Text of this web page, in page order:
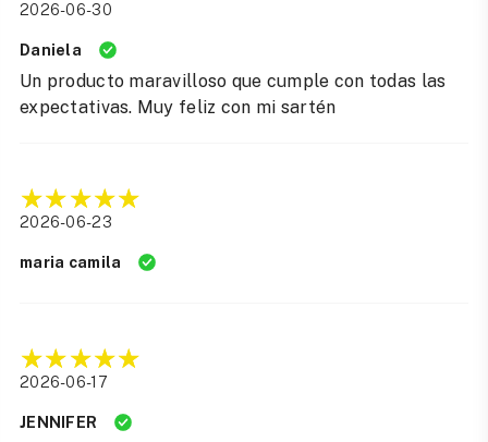
2026-06-30
Daniela
Un producto maravilloso que cumple con todas las
expectativas. Muy feliz con mi sartén
2026-06-23
maria camila
2026-06-17
JENNIFER